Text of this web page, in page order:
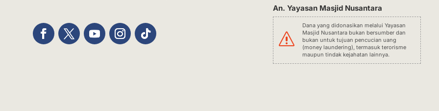
An. Yayasan Masjid Nusantara
s
Dana yang didonasikan melalui Yayasan
Masjid Nusantara bukan bersumber dan
bukan untuk tujuan pencucian uang
(money laundering), termasuk terorisme
maupun tindak kejahatan lainnya.